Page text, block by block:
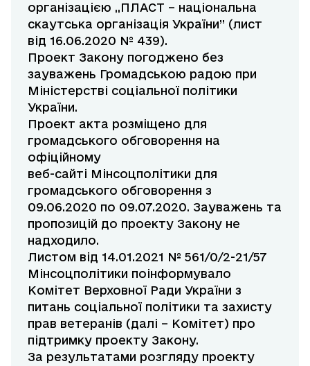
організацією ,,ПЛАСТ – національна
скаутська організація України” (лист
від 16.06.2020 № 439).
Проект Закону погоджено без
зауважень Громадською радою при
Міністерстві соціальної політики
України.
Проект акта розміщено для
громадського обговорення на
офіційному
веб-сайті Мінсоцполітики для
громадського обговорення з
09.06.2020 по 09.07.2020. Зауважень та
пропозицій до проекту Закону не
надходило.
Листом від 14.01.2021 № 561/0/2-21/57
Мінсоцполітики поінформувало
Комітет Верховної Ради України з
питань соціальної політики та захисту
прав ветеранів (далі – Комітет) про
підтримку проекту Закону.
За результатами розгляду проекту